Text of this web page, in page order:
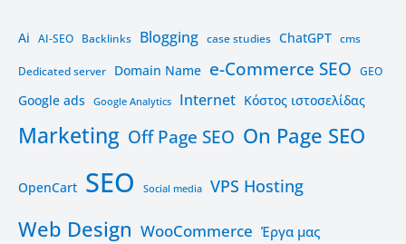
Ai AI-SEO Backlinks Blogging case studies ChatGPT cms
Dedicated server Domain Name e-Commerce SEO GEO
Google ads Google Analytics Internet Kόστος ιστοσελίδας
Marketing Off Page SEO On Page SEO
OpenCart SEO Social media VPS Hosting
Web Design WooCommerce Έργα μας